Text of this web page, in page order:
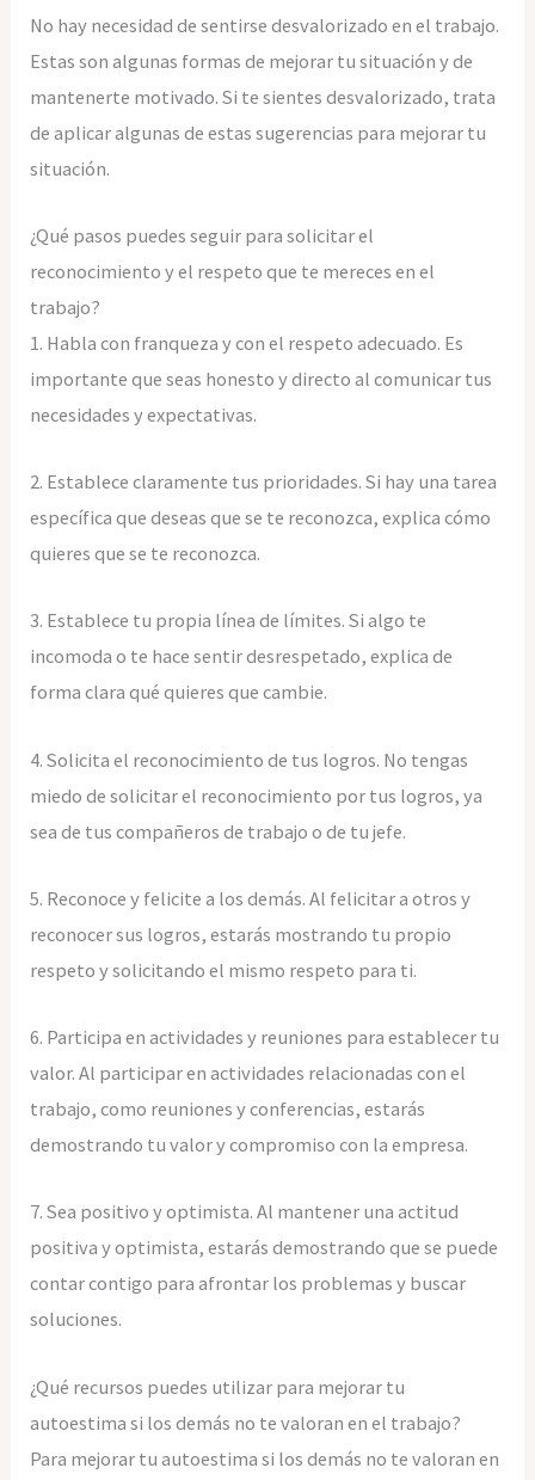
No hay necesidad de sentirse desvalorizado en el trabajo.
Estas son algunas formas de mejorar tu situación y de
mantenerte motivado. Si te sientes desvalorizado, trata
de aplicar algunas de estas sugerencias para mejorar tu
situación.
¿Qué pasos puedes seguir para solicitar el
reconocimiento y el respeto que te mereces en el
trabajo?
1. Habla con franqueza y con el respeto adecuado. Es
importante que seas honesto y directo al comunicar tus
necesidades y expectativas.
2. Establece claramente tus prioridades. Si hay una tarea
específica que deseas que se te reconozca, explica cómo
quieres que se te reconozca.
3. Establece tu propia línea de límites. Si algo te
incomoda o te hace sentir desrespetado, explica de
forma clara qué quieres que cambie.
4. Solicita el reconocimiento de tus logros. No tengas
miedo de solicitar el reconocimiento por tus logros, ya
sea de tus compañeros de trabajo o de tu jefe.
5. Reconoce y felicite a los demás. Al felicitar a otros y
reconocer sus logros, estarás mostrando tu propio
respeto y solicitando el mismo respeto para ti.
6. Participa en actividades y reuniones para establecer tu
valor. Al participar en actividades relacionadas con el
trabajo, como reuniones y conferencias, estarás
demostrando tu valor y compromiso con la empresa.
7. Sea positivo y optimista. Al mantener una actitud
positiva y optimista, estarás demostrando que se puede
contar contigo para afrontar los problemas y buscar
soluciones.
¿Qué recursos puedes utilizar para mejorar tu
autoestima si los demás no te valoran en el trabajo?
Para mejorar tu autoestima si los demás no te valoran en